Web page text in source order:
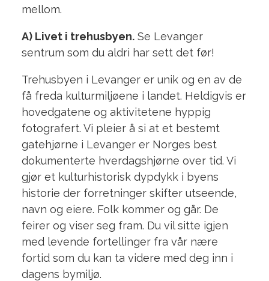
mellom.
A) Livet i trehusbyen.Se Levanger
sentrum som du aldri har sett det før!
Trehusbyen i Levanger er unik og en av de
få freda kulturmiljøene i landet. Heldigvis er
hovedgatene og aktivitetene hyppig
fotografert. Vi pleier å si at et bestemt
gatehjørne i Levanger er Norges best
dokumenterte hverdagshjørne over tid. Vi
gjør et kulturhistorisk dypdykk i byens
historie der forretninger skifter utseende,
navn og eiere. Folk kommer og går. De
feirer og viser seg fram. Du vil sitte igjen
med levende fortellinger fra vår nære
fortid som du kan ta videre med deg inn i
dagens bymiljø.